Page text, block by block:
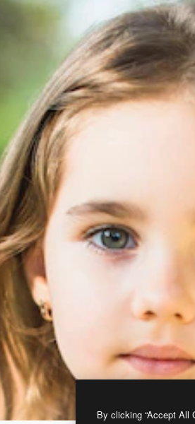
By clicking “Accept All